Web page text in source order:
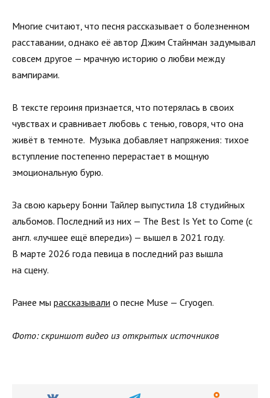
Многие считают, что песня рассказывает о болезненном
расставании, однако её автор Джим Стайнман задумывал
совсем другое — мрачную историю о любви между
вампирами.
В тексте героиня признается, что потерялась в своих
чувствах и сравнивает любовь с тенью, говоря, что она
живёт в темноте. Музыка добавляет напряжения: тихое
вступление постепенно перерастает в мощную
эмоциональную бурю.
За свою карьеру Бонни Тайлер выпустила 18 студийных
альбомов. Последний из них — The Best Is Yet to Come (с
англ. «лучшее ещё впереди») — вышел в 2021 году.
В марте 2026 года певица в последний раз вышла
на сцену.
Ранее мы рассказывали о песне Muse — Cryogen.
Фото: скриншот видео из открытых источников